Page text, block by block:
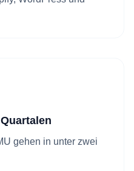
gehen in unter zwei